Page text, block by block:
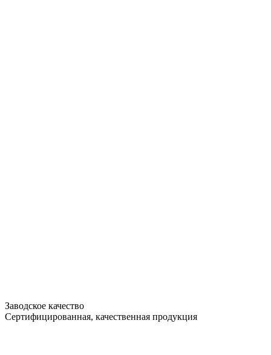
Заводское качество
Сертифицированная, качественная продукция